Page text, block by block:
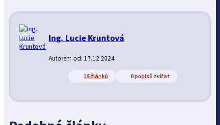
Ing. Lucie Kruntová
Autorem od: 17.12.2024
19 článků 0 popisů zvířat